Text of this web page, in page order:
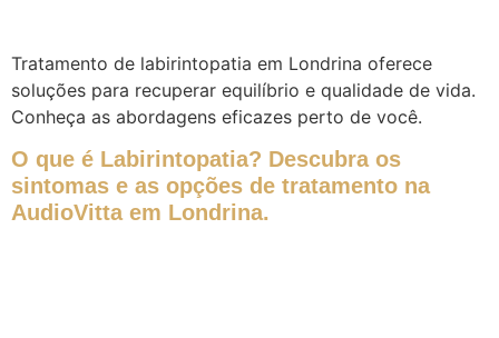
Tratamento de labirintopatia em Londrina oferece
soluções para recuperar equilíbrio e qualidade de vida.
Conheça as abordagens eficazes perto de você.
O que é Labirintopatia? Descubra os
sintomas e as opções de tratamento na
AudioVitta em Londrina.